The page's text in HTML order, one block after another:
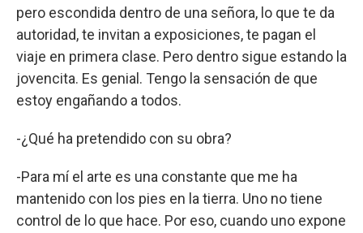
pero escondida dentro de una señora, lo que te da
autoridad, te invitan a exposiciones, te pagan el
viaje en primera clase. Pero dentro sigue estando la
jovencita. Es genial. Tengo la sensación de que
estoy engañando a todos.
-¿Qué ha pretendido con su obra?
-Para mí el arte es una constante que me ha
mantenido con los pies en la tierra. Uno no tiene
control de lo que hace. Por eso, cuando uno expone